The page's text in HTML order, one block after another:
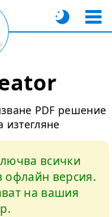
PDF решение
изтегляне
всички
офлайн версия.
на вашия